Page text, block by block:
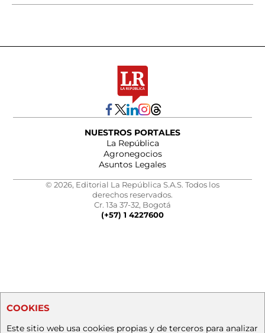
NUESTROS PORTALES
La República
Agronegocios
Asuntos Legales
© 2026, Editorial La República S.A.S. Todos los
derechos reservados.
Cr. 13a 37-32, Bogotá
(+57) 1 4227600
COOKIES
Este sitio web usa cookies propias y de terceros para analizar